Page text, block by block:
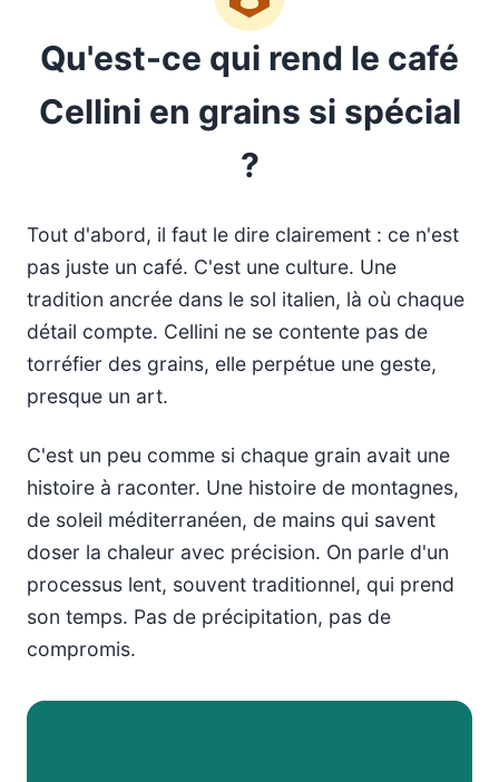
Qu'est-ce qui rend le café
Cellini en grains si spécial
?
Tout d'abord, il faut le dire clairement : ce n'est
pas juste un café. C'est une culture. Une
tradition ancrée dans le sol italien, là où chaque
détail compte. Cellini ne se contente pas de
torréfier des grains, elle perpétue une geste,
presque un art.
C'est un peu comme si chaque grain avait une
histoire à raconter. Une histoire de montagnes,
de soleil méditerranéen, de mains qui savent
doser la chaleur avec précision. On parle d'un
processus lent, souvent traditionnel, qui prend
son temps. Pas de précipitation, pas de
compromis.